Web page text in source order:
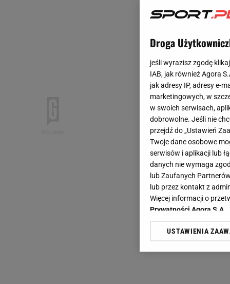
Droga
jeśli wyrazisz zgodę
IAB, jak również Agora
jak adresy IP, adresy e-
marketingowych, w
w swoich serwisach,
dobrowolne. Jeśli nie
przejdź do „Ustawień
Twoje dane osobowe
serwisów i aplikacji lub
danych nie wymaga
lub Zaufanych
lub przez kontakt z
Więcej informacji o
Prywatności Agora S.A.
Klikając „Akceptuję”
Zaufanych Partnerów i
USTAWIENIA